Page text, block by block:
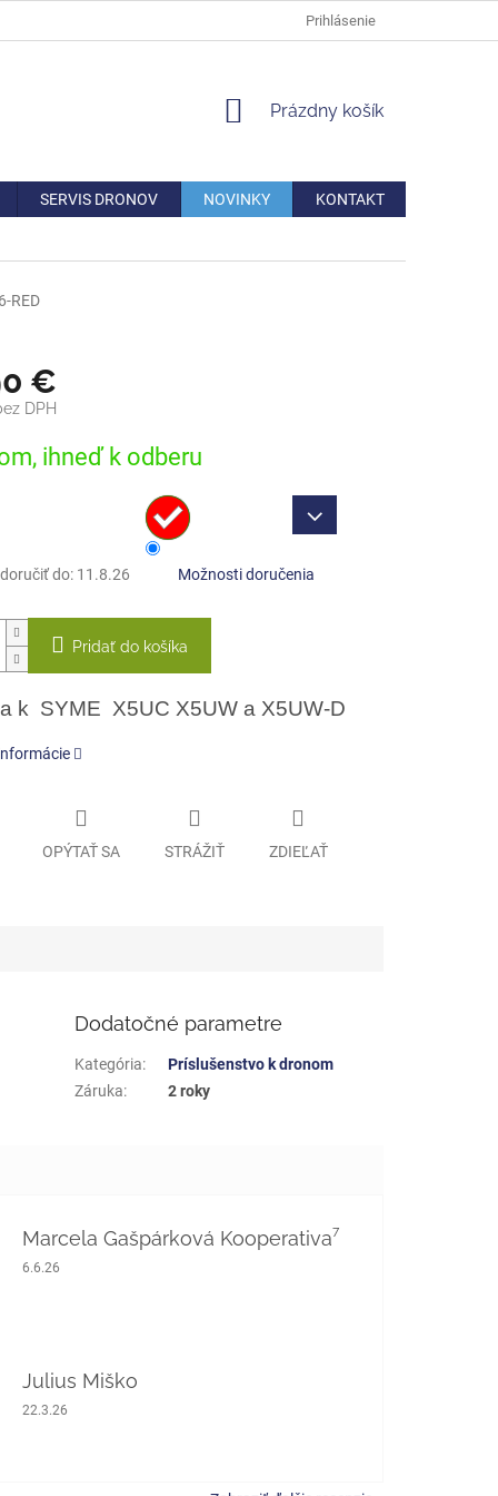
AKO REKLAMOVAŤ/VRÁTIŤ
Prihlásenie
NÁKUPNÝ
Prázdny košík
SERVIS DRONOV NOVINKY KONTAKT
RED
€
DPH
ihneď k odberu
do: 11.8.26 Možnosti doručenia
Pridať do košíka
k SYME X5UC X5UW a X5UW-D
OPÝTAŤ SA STRÁŽIŤ ZDIEĽAŤ
Dodatočné parametre
Kategória:
Príslušenstvo k dronom
Záruka: 2 roky
Marcela Gašpárková Kooperativa⁷
Hodnotenie obchodu je 5 z 5 hviezdičiek.
6.6.26
Julius Miško
Hodnotenie obchodu je 5 z 5 hviezdičiek.
22.3.26